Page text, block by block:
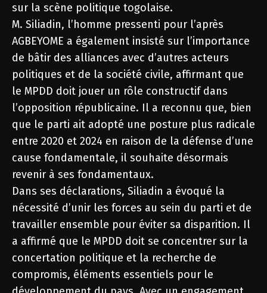
sur la scène politique togolaise.
M. Siliadin, l’homme pressenti pour l’après
AGBEYOME a également insisté sur l’importance
de bâtir des alliances avec d’autres acteurs
politiques et de la société civile, affirmant que
le MPDD doit jouer un rôle constructif dans
l’opposition républicaine. Il a reconnu que, bien
que le parti ait adopté une posture plus radicale
entre 2020 et 2024 en raison de la défense d’une
cause fondamentale, il souhaite désormais
revenir à ses fondamentaux.
Dans ses déclarations, Siliadin a évoqué la
nécessité d’unir les forces au sein du parti et de
travailler ensemble pour éviter sa disparition. Il
a affirmé que le MPDD doit se concentrer sur la
concertation politique et la recherche de
compromis, éléments essentiels pour le